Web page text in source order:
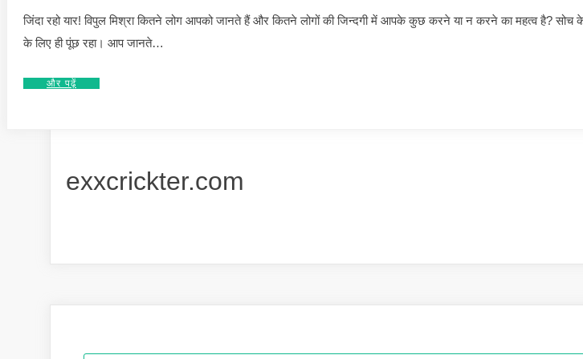
जिंदा रहो यार! विपुल मिश्रा कितने लोग आपको जानते हैं और कितने लोगों की जिन्दगी में आपके कुछ करने या न करने का महत्व है?
के लिए ही पूंछ रहा। आप जानते…
और पढ़ें
exxcrickter.com